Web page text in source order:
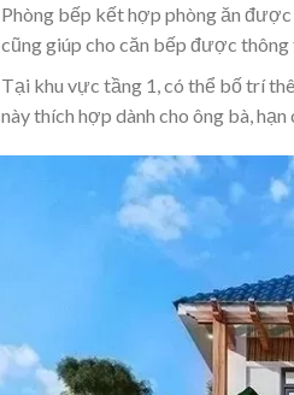
Phòng bếp kết hợp phòng ăn
cũng giúp cho căn bếp được thông
Tại khu vực tầng 1, có thể bố trí
này thích hợp dành cho ông bà,